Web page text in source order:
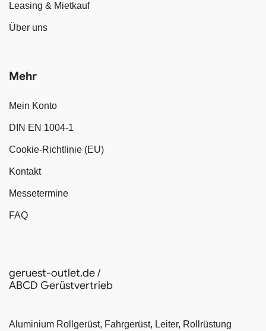
Leasing & Mietkauf
Über uns
Mehr
Mein Konto
DIN EN 1004-1
Cookie-Richtlinie (EU)
Kontakt
Messetermine
FAQ
geruest-outlet.de /
ABCD Gerüstvertrieb
Aluminium Rollgerüst, Fahrgerüst, Leiter, Rollrüstung